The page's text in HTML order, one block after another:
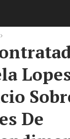
De